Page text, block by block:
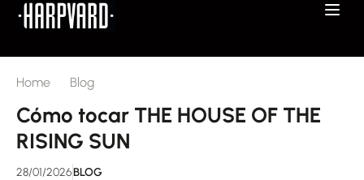
Home Blog
Cómo tocar THE HOUSE OF THE
RISING SUN
28/01/2026BLOG